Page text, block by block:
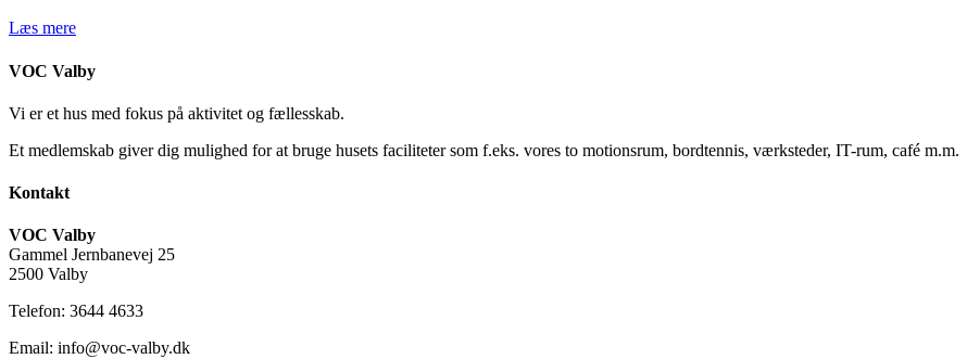
Læs mere
VOC Valby
Vi er et hus med fokus på aktivitet og fællesskab.
Et medlemskab giver dig mulighed for at bruge husets faciliteter som f.eks. vores to motionsrum, bordtennis, værksteder, IT-rum, café m.m.
Kontakt
VOC Valby
Gammel Jernbanevej 25
2500 Valby
Telefon: 3644 4633
Email: info@voc-valby.dk